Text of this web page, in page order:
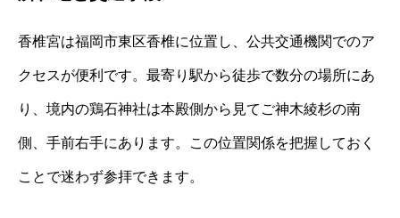
香椎宮は福岡市東区香椎に位置し、公共交通機関でのア
クセスが便利です。最寄り駅から徒歩で数分の場所にあ
り、境内の鶏石神社は本殿側から見てご神木綾杉の南
側、手前右手にあります。この位置関係を把握しておく
ことで迷わず参拝できます。